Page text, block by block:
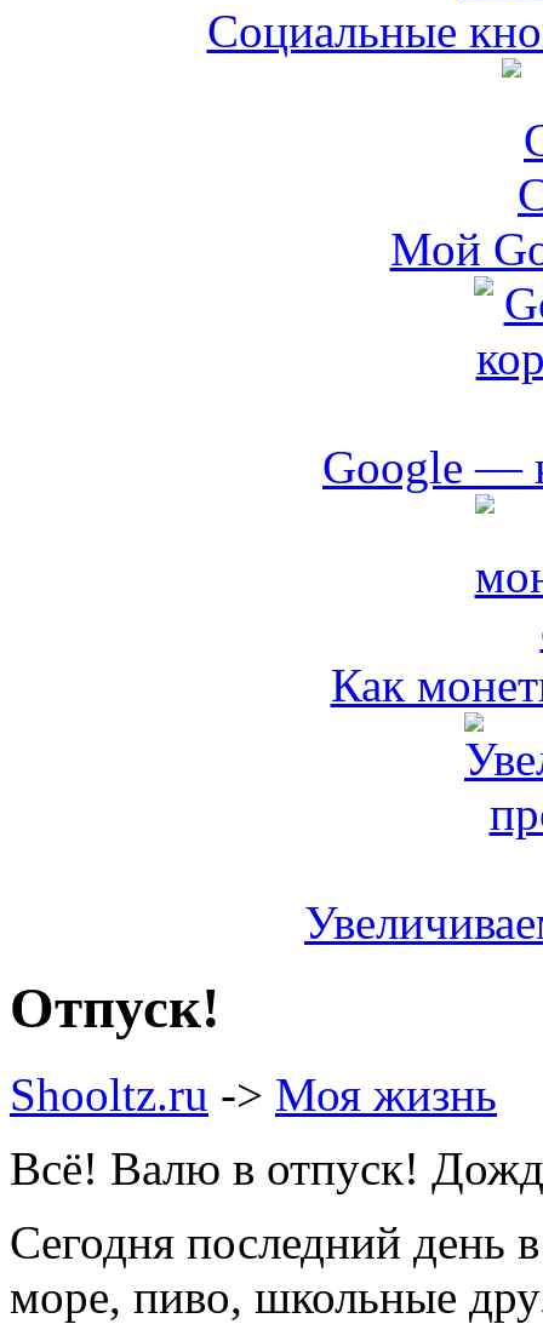
Социальные
Мой
Google —
Как
Отпуск!
Shooltz.ru -> Моя жизнь
Всё! Валю в отпуск!
Сегодня последний день
море, пиво, школьные